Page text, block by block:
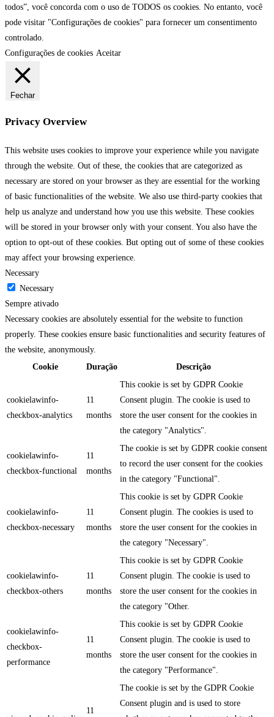
todos”, você concorda com o uso de TODOS os cookies. No entanto, você
pode visitar "Configurações de cookies" para fornecer um consentimento
controlado.
Configurações de cookies Aceitar
Fechar
Privacy Overview
This website uses cookies to improve your experience while you navigate
through the website. Out of these, the cookies that are categorized as
necessary are stored on your browser as they are essential for the working
of basic functionalities of the website. We also use third-party cookies that
help us analyze and understand how you use this website. These cookies
will be stored in your browser only with your consent. You also have the
option to opt-out of these cookies. But opting out of some of these cookies
may affect your browsing experience.
Necessary
Necessary
Sempre ativado
Necessary cookies are absolutely essential for the website to function
properly. These cookies ensure basic functionalities and security features of
the website, anonymously.
Cookie
Duração Descrição
cookielawinfo-
checkbox-analytics
11
months
This cookie is set by GDPR Cookie
Consent plugin. The cookie is used to
store the user consent for the cookies in
the category "Analytics".
cookielawinfo-
checkbox-functional
11
months
The cookie is set by GDPR cookie consent
to record the user consent for the cookies
in the category "Functional".
cookielawinfo-
checkbox-necessary
11
months
This cookie is set by GDPR Cookie
Consent plugin. The cookies is used to
store the user consent for the cookies in
the category "Necessary".
cookielawinfo-
checkbox-others
11
months
This cookie is set by GDPR Cookie
Consent plugin. The cookie is used to
store the user consent for the cookies in
the category "Other.
cookielawinfo-
checkbox-
performance
11
months
This cookie is set by GDPR Cookie
Consent plugin. The cookie is used to
store the user consent for the cookies in
the category "Performance".
11
The cookie is set by the GDPR Cookie
Consent plugin and is used to store